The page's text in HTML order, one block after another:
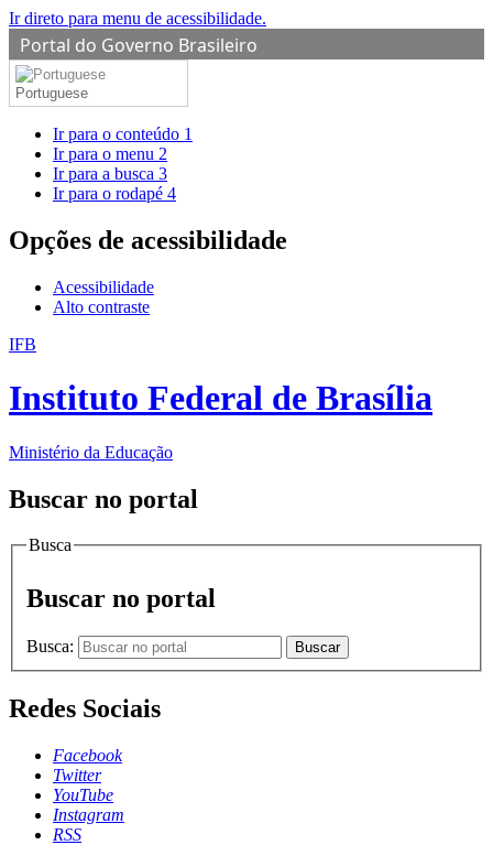
Ir direto para menu de acessibilidade.
Portal do Governo Brasileiro
Portuguese
Ir para o conteúdo 1
Ir para o menu 2
Ir para a busca 3
Ir para o rodapé 4
Opções de acessibilidade
Acessibilidade
Alto contraste
IFB
Instituto Federal de Brasília
Ministério da Educação
Buscar no portal
Busca
Buscar no portal
Busca: Buscar
Redes Sociais
Facebook
Twitter
YouTube
Instagram
RSS